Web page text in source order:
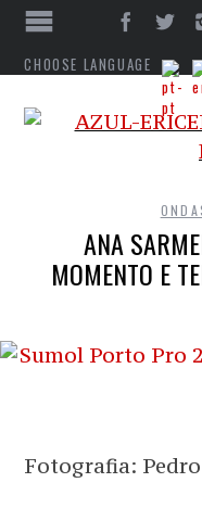
CHOOSE LANGUAGE
ANA
MOMENTO E
Fotografia: